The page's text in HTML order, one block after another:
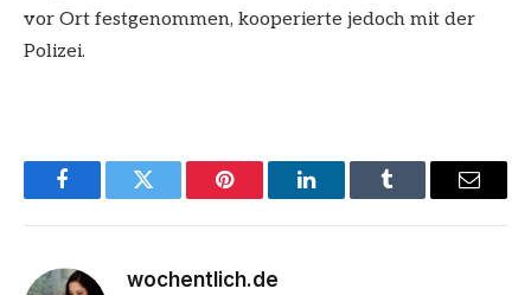
vor Ort festgenommen, kooperierte jedoch mit der
Polizei.
FacebookTwitter Pinterest LinkedInTumblr Email
wochentlich.de